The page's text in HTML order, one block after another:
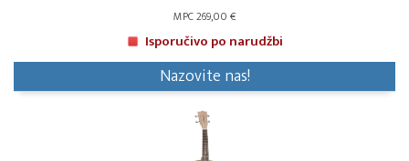
MPC 269,00 €
Isporučivo po narudžbi
Nazovite nas!